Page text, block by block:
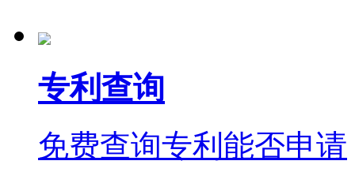
专利查询
免费查询专利能否申请